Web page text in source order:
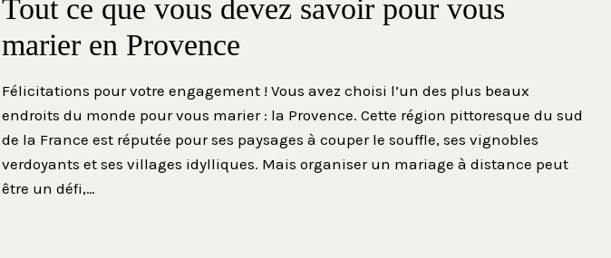
Tout ce que vous devez savoir pour vous
marier en Provence
Félicitations pour votre engagement ! Vous avez choisi l’un des plus beaux
endroits du monde pour vous marier : la Provence. Cette région pittoresque du sud
de la France est réputée pour ses paysages à couper le souffle, ses vignobles
verdoyants et ses villages idylliques. Mais organiser un mariage à distance peut
être un défi,…